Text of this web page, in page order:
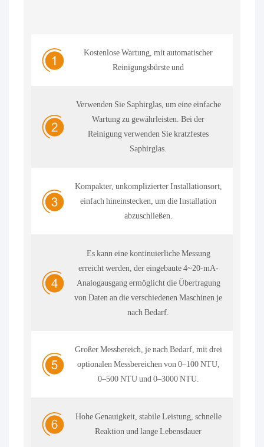
Kostenlose Wartung, mit automatischer
Reinigungsbürste und
Verwenden Sie Saphirglas, um eine einfache
Wartung zu gewährleisten. Bei der
Reinigung verwenden Sie kratzfestes
Saphirglas.
Kompakter, unkomplizierter Installationsort,
einfach hineinstecken, um die Installation
abzuschließen.
Es kann eine kontinuierliche Messung
erreicht werden, der eingebaute 4~20-mA-
Analogausgang ermöglicht die Übertragung
von Daten an die verschiedenen Maschinen je
nach Bedarf.
Großer Messbereich, je nach Bedarf, mit drei
optionalen Messbereichen von 0–100 NTU,
0–500 NTU und 0–3000 NTU.
Hohe Genauigkeit, stabile Leistung, schnelle
Reaktion und lange Lebensdauer